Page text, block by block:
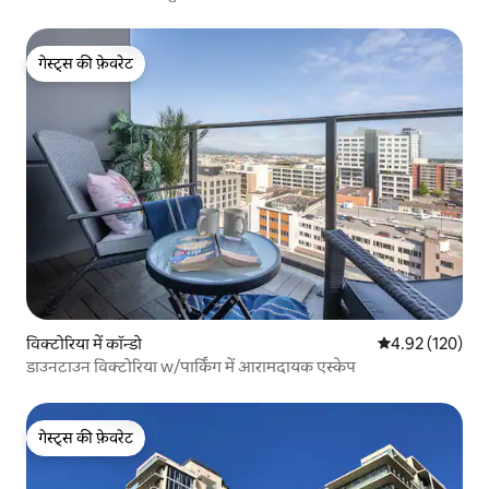
गेस्ट्स की फ़ेवरेट
गेस्ट्स की फ़ेवरेट
विक्टोरिया में कॉन्डो औसत रेटिंग 5 में से
4.92 (120)
डाउनटाउन विक्टोरिया w/पार्किंग में आरामदायक एस्केप
गेस्ट्स की फ़ेवरेट
गेस्ट्स की फ़ेवरेट